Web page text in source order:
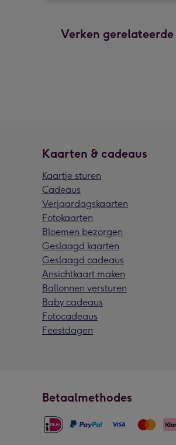
Verken
Kaarten & cadeaus
Kaartje sturen
Cadeaus
Verjaardagskaarten
Fotokaarten
Bloemen bezorgen
Geslaagd kaarten
Geslaagd cadeaus
Ansichtkaart maken
Ballonnen versturen
Baby cadeaus
Fotocadeaus
Feestdagen
Betaalmethodes